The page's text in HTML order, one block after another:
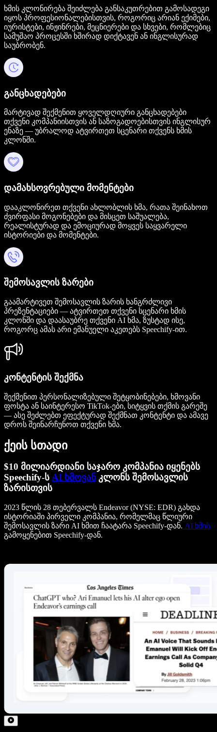
ხმის კლონირება შეიძლება განსაკუთრებით გამოსადეგი
იყოს პროფესიონალებისთვის, როგორიც არიან ექიმები,
იურისტები, ინჟინრები, მეცნიერები და სხვები, რომლებიც
სამუშაო პროცესში ხშირად დიქტავენ ან ინგლისურად
საუბრობენ.
განცხადებები
მარტივად შექმენით ყოველდღიური განცხადებები
თქვენი კომპანიისთვის ან საზოგადოებისთვის ინგლისურ
ენაზე — უბრალოდ ატვირთეთ სცენარი თქვენს ხმის
კლონში.
დამახსოვრებული მომენტები
დააკლონირეთ თქვენი ახლობლის ხმა, რათა შეინახოთ
ძვირფასი მოგონებები და მისცეთ საშუალება,
რეალისტურად და ემოციურად მოყვეს საყვარელი
ისტორიები და მომენტები.
შემოსავლის ზარები
გაამარტივეთ შემოსავლის ზარის ხანგრძლივი
პრეზენტაციები — ატვირთეთ თქვენი სცენარი ხმის
კლონში და დაასაუბრე თქვენი AI ხმა, ზუსტად ისე,
როგორც ამას არი ემანუელი აკეთებს Speechify-ით.
კონტენტის შექმნა
შექმენით პერსონალიზებული შეტყობინებები, ხმოვანი
ფოსტა ან საინტერესო TikTok-ები, სიტყვის თქმის გარეშე
— ასე შეძლებთ ეფექტურად შექმნათ კონტენტი და ამავე
დროს შეინარჩუნოთ თქვენი ხმა.
ქეის სთადი
$10 მილიარდიანი საჯარო კომპანია იყენებს
Speechify-ს AI ხმოვან კლონს შემოსავლის
ზარისთვის
2023 წლის 28 თებერვალს Endeavor (NYSE: EDR) გახდა
ისტორიაში პირველი კომპანია, რომელმაც წლიური
შემოსავლის ზარი AI ხმით ჩაატარა Speechify-დან. AI ხმის
გამოყენებით Speechify-დან.